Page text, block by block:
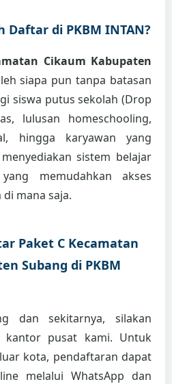
Daftar di PKBM INTAN?
Cikaum Kabupaten
siapa pun tanpa batasan
siswa putus sekolah (Drop
lulusan homeschooling,
hingga karyawan yang
sistem belajar
yang memudahkan akses
mana saja.
Paket C Kecamatan
Subang di PKBM
dan sekitarnya, silakan
kantor pusat kami. Untuk
kota, pendaftaran dapat
melalui WhatsApp dan